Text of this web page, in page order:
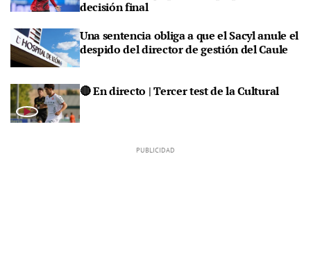
decisión final
Una sentencia obliga a que el Sacyl anule el
despido del director de gestión del Caule
🔴 En directo | Tercer test de la Cultural